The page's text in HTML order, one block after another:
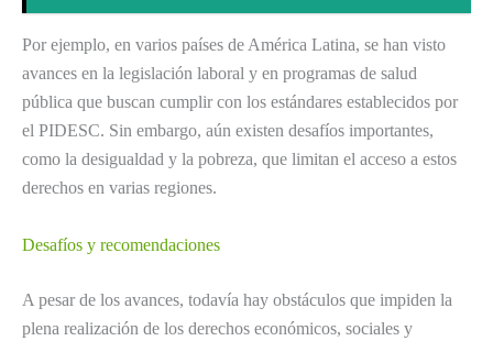
Por ejemplo, en varios países de América Latina, se han visto
avances en la legislación laboral y en programas de salud
pública que buscan cumplir con los estándares establecidos por
el PIDESC. Sin embargo, aún existen desafíos importantes,
como la desigualdad y la pobreza, que limitan el acceso a estos
derechos en varias regiones.
Desafíos y recomendaciones
A pesar de los avances, todavía hay obstáculos que impiden la
plena realización de los derechos económicos, sociales y